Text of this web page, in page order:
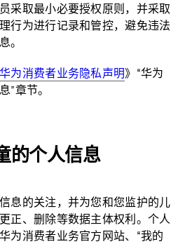
采取最小必要授权原则，并采取
行为进行记录和管控，避免违法
。
华为消费者业务隐私声明》“华为
”章节。
的个人信息
息的关注，并为您和您监护的儿
正、删除等数据主体权利。个人
为消费者业务官方网站、“我的